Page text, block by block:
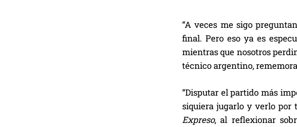
“A veces me sigo
final. Pero eso ya es
mientras que nosotros
técnico argentino,
“Disputar el partido más
siquiera jugarlo y verlo por
Expreso, al reflexionar